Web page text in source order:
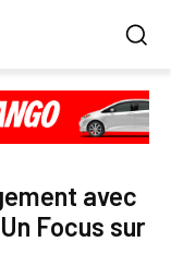
avec
Focus sur